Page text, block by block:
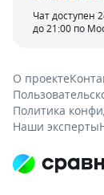
Чат доступен
до 21:00 по
О проекте
Политика
Наши эксперты